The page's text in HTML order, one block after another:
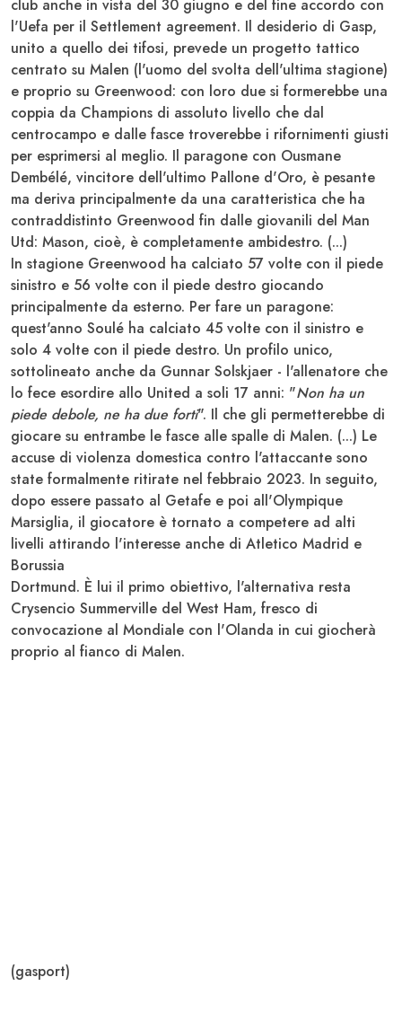
club anche in vista del 30 giugno e del fine accordo con
l'Uefa per il Settlement agreement. Il desiderio di Gasp,
unito a quello dei tifosi, prevede un progetto tattico
centrato su Malen (l'uomo del svolta dell'ultima stagione)
e proprio su Greenwood: con loro due si formerebbe una
coppia da Champions di assoluto livello che dal
centrocampo e dalle fasce troverebbe i rifornimenti giusti
per esprimersi al meglio. Il paragone con Ousmane
Dembélé, vincitore dell'ultimo Pallone d'Oro, è pesante
ma deriva principalmente da una caratteristica che ha
contraddistinto Greenwood fin dalle giovanili del Man
Utd: Mason, cioè, è completamente ambidestro. (...)
In stagione Greenwood ha calciato 57 volte con il piede
sinistro e 56 volte con il piede destro giocando
principalmente da esterno. Per fare un paragone:
quest'anno Soulé ha calciato 45 volte con il sinistro e
solo 4 volte con il piede destro. Un profilo unico,
sottolineato anche da Gunnar Solskjaer - l'allenatore che
lo fece esordire allo United a soli 17 anni: "Non ha un
piede debole, ne ha due forti". Il che gli permetterebbe di
giocare su entrambe le fasce alle spalle di Malen. (...) Le
accuse di violenza domestica contro l'attaccante sono
state formalmente ritirate nel febbraio 2023. In seguito,
dopo essere passato al Getafe e poi all'Olympique
Marsiglia, il giocatore è tornato a competere ad alti
livelli attirando l'interesse anche di Atletico Madrid e
Borussia
Dortmund. È lui il primo obiettivo, l'alternativa resta
Crysencio Summerville del West Ham, fresco di
convocazione al Mondiale con l'Olanda in cui giocherà
proprio al fianco di Malen.
(gasport)